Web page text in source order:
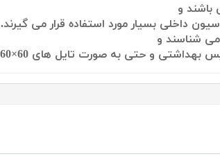
باشند و
داخلی بسیار مورد استفاده قرار می گیرند.
می شناسند و
های 60×60 به عنوان سقف کاذب نیز استفاده می نمایند.